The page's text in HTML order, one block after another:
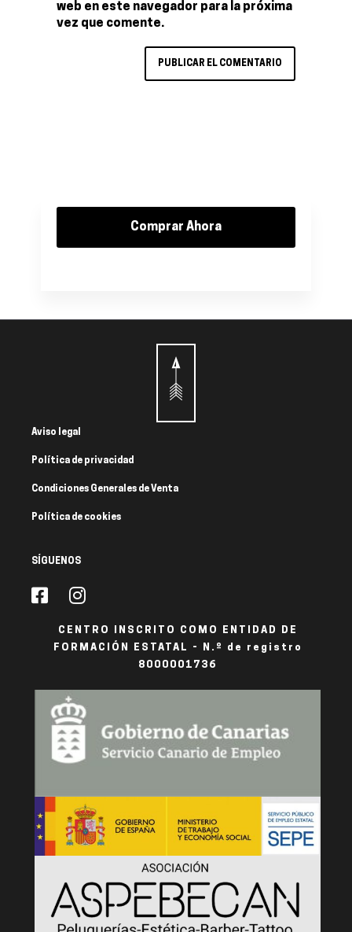
web en este navegador para la próxima
vez que comente.
Comprar Ahora
Aviso legal
Política de privacidad
Condiciones Generales de Venta
Política de cookies
SÍGUENOS
CENTRO INSCRITO COMO ENTIDAD DE
FORMACIÓN ESTATAL - N.º de registro
8000001736